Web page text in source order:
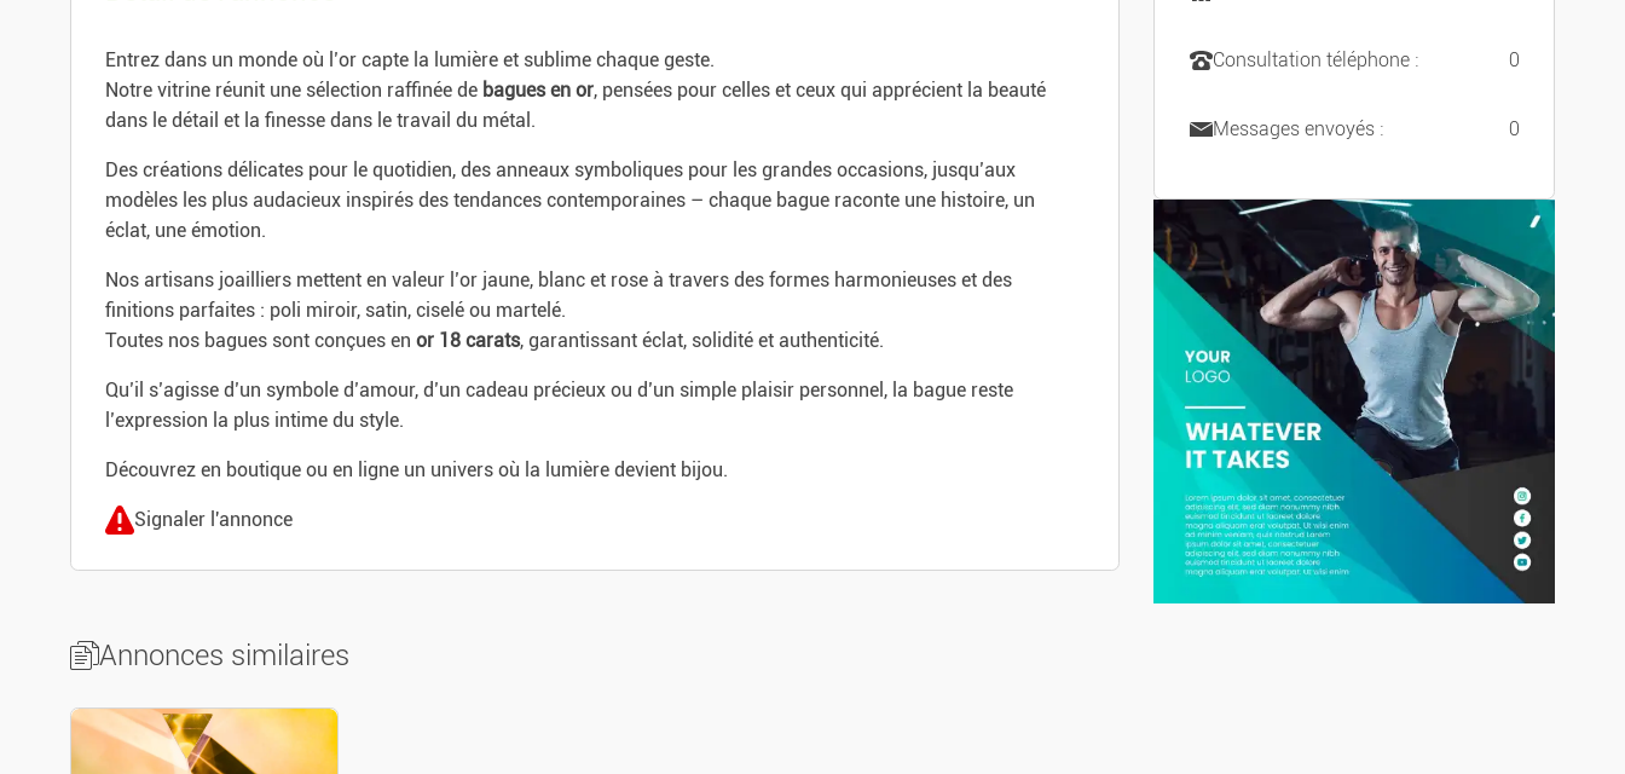
Entrez dans un monde où l’or capte la lumière et sublime chaque geste.
Notre vitrine réunit une sélection raffinée de bagues en or, pensées pour celles et ceux qui apprécient la beauté
dans le détail et la finesse dans le travail du métal.
Des créations délicates pour le quotidien, des anneaux symboliques pour les grandes occasions, jusqu’aux
modèles les plus audacieux inspirés des tendances contemporaines – chaque bague raconte une histoire, un
éclat, une émotion.
Nos artisans joailliers mettent en valeur l’or jaune, blanc et rose à travers des formes harmonieuses et des
finitions parfaites : poli miroir, satin, ciselé ou martelé.
Toutes nos bagues sont conçues enor 18 carats, garantissant éclat, solidité et authenticité.
Qu’il s’agisse d’un symbole d’amour, d’un cadeau précieux ou d’un simple plaisir personnel, la bague reste
l’expression la plus intime du style.
Découvrez en boutique ou en ligne un univers où la lumière devient bijou.
Signaler l'annonce
Consultation téléphone : 0
Messages envoyés : 0
Annonces similaires